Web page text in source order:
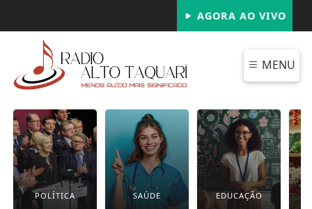
AGORA AO VIVO
MENU
POLÍTICA SAÚDE EDUCAÇÃO